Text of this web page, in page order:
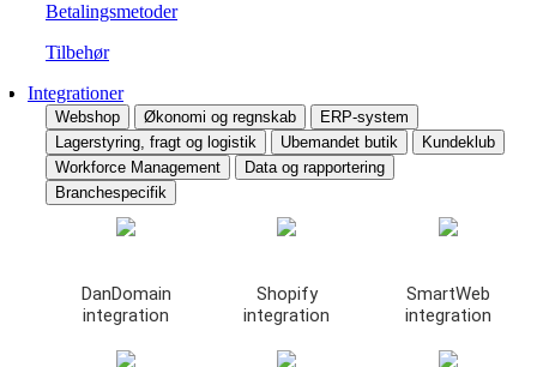
Betalingsmetoder
Tilbehør
Integrationer
Webshop Økonomi og regnskab
ERP-system
Lagerstyring, fragt og logistik
Ubemandet butik
Kundeklub
Workforce Management
Data og rapportering
Branchespecifik
DanDomain
integration
Shopify
integration
SmartWeb
integration